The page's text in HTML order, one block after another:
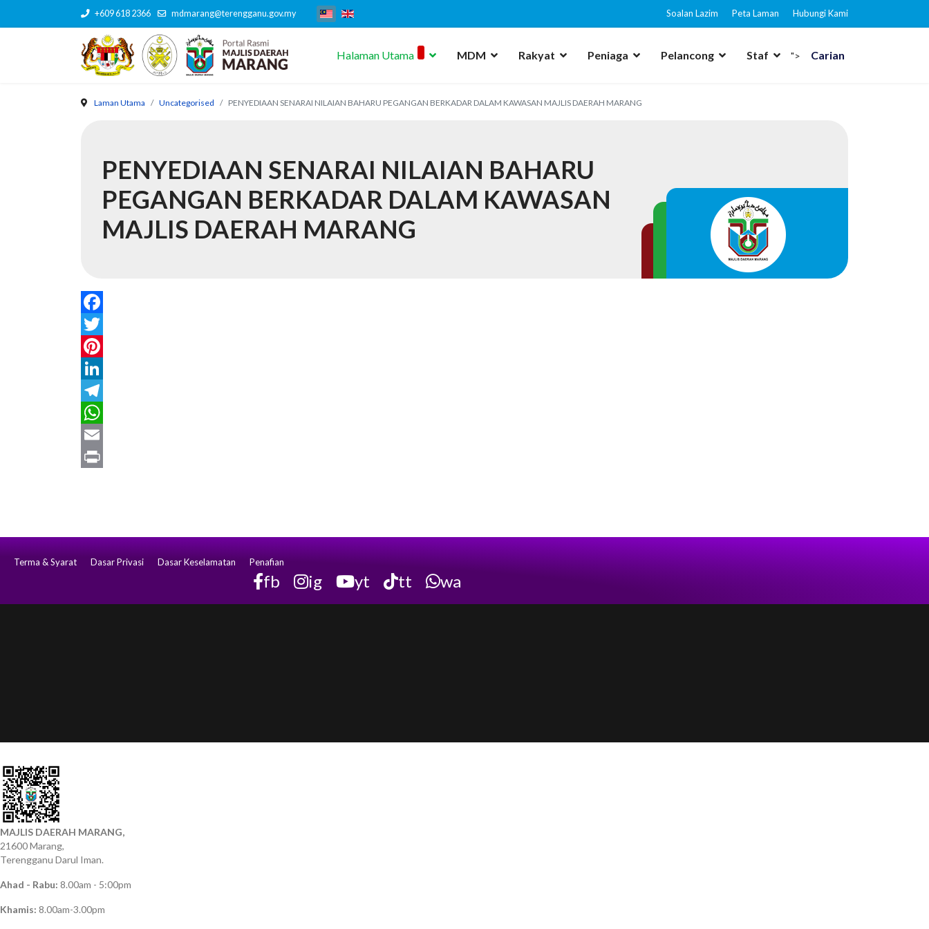
+609 618 2366 mdmarang@terengganu.gov.my Soalan Lazim Peta Laman Hubungi Kami
Halaman Utama MDM Rakyat Peniaga Pelancong Staf "> Carian
Laman Utama Uncategorised PENYEDIAAN SENARAI NILAIAN BAHARU PEGANGAN BERKADAR DALAM KAWASAN MAJLIS DAERAH MARANG
PENYEDIAAN SENARAI NILAIAN BAHARU
PEGANGAN BERKADAR DALAM KAWASAN
MAJLIS DAERAH MARANG
Facebook
Twitter
Pinterest
LinkedIn
Telegram
WhatsApp
Email
Terma & Syarat Dasar Privasi Dasar Keselamatan Penafian
fb ig yt tt wa
MAJLIS DAERAH MARANG,
21600 Marang,
Terengganu Darul Iman.
Ahad - Rabu: 8.00am - 5:00pm
Khamis: 8.00am-3.00pm